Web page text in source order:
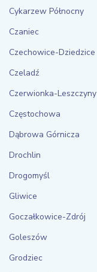
Cykarzew Północny
Czaniec
Czechowice-Dziedzice
Czeladź
Czerwionka-Leszczyny
Częstochowa
Dąbrowa Górnicza
Drochlin
Drogomyśl
Gliwice
Goczałkowice-Zdrój
Goleszów
Grodziec